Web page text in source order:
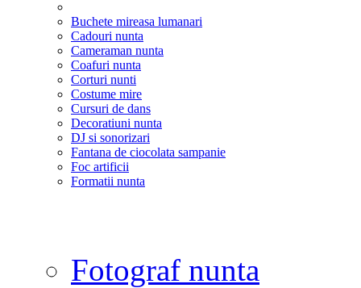
Buchete mireasa lumanari
Cadouri nunta
Cameraman nunta
Coafuri nunta
Corturi nunti
Costume mire
Cursuri de dans
Decoratiuni nunta
DJ si sonorizari
Fantana de ciocolata sampanie
Foc artificii
Formatii nunta
Fotograf nunta